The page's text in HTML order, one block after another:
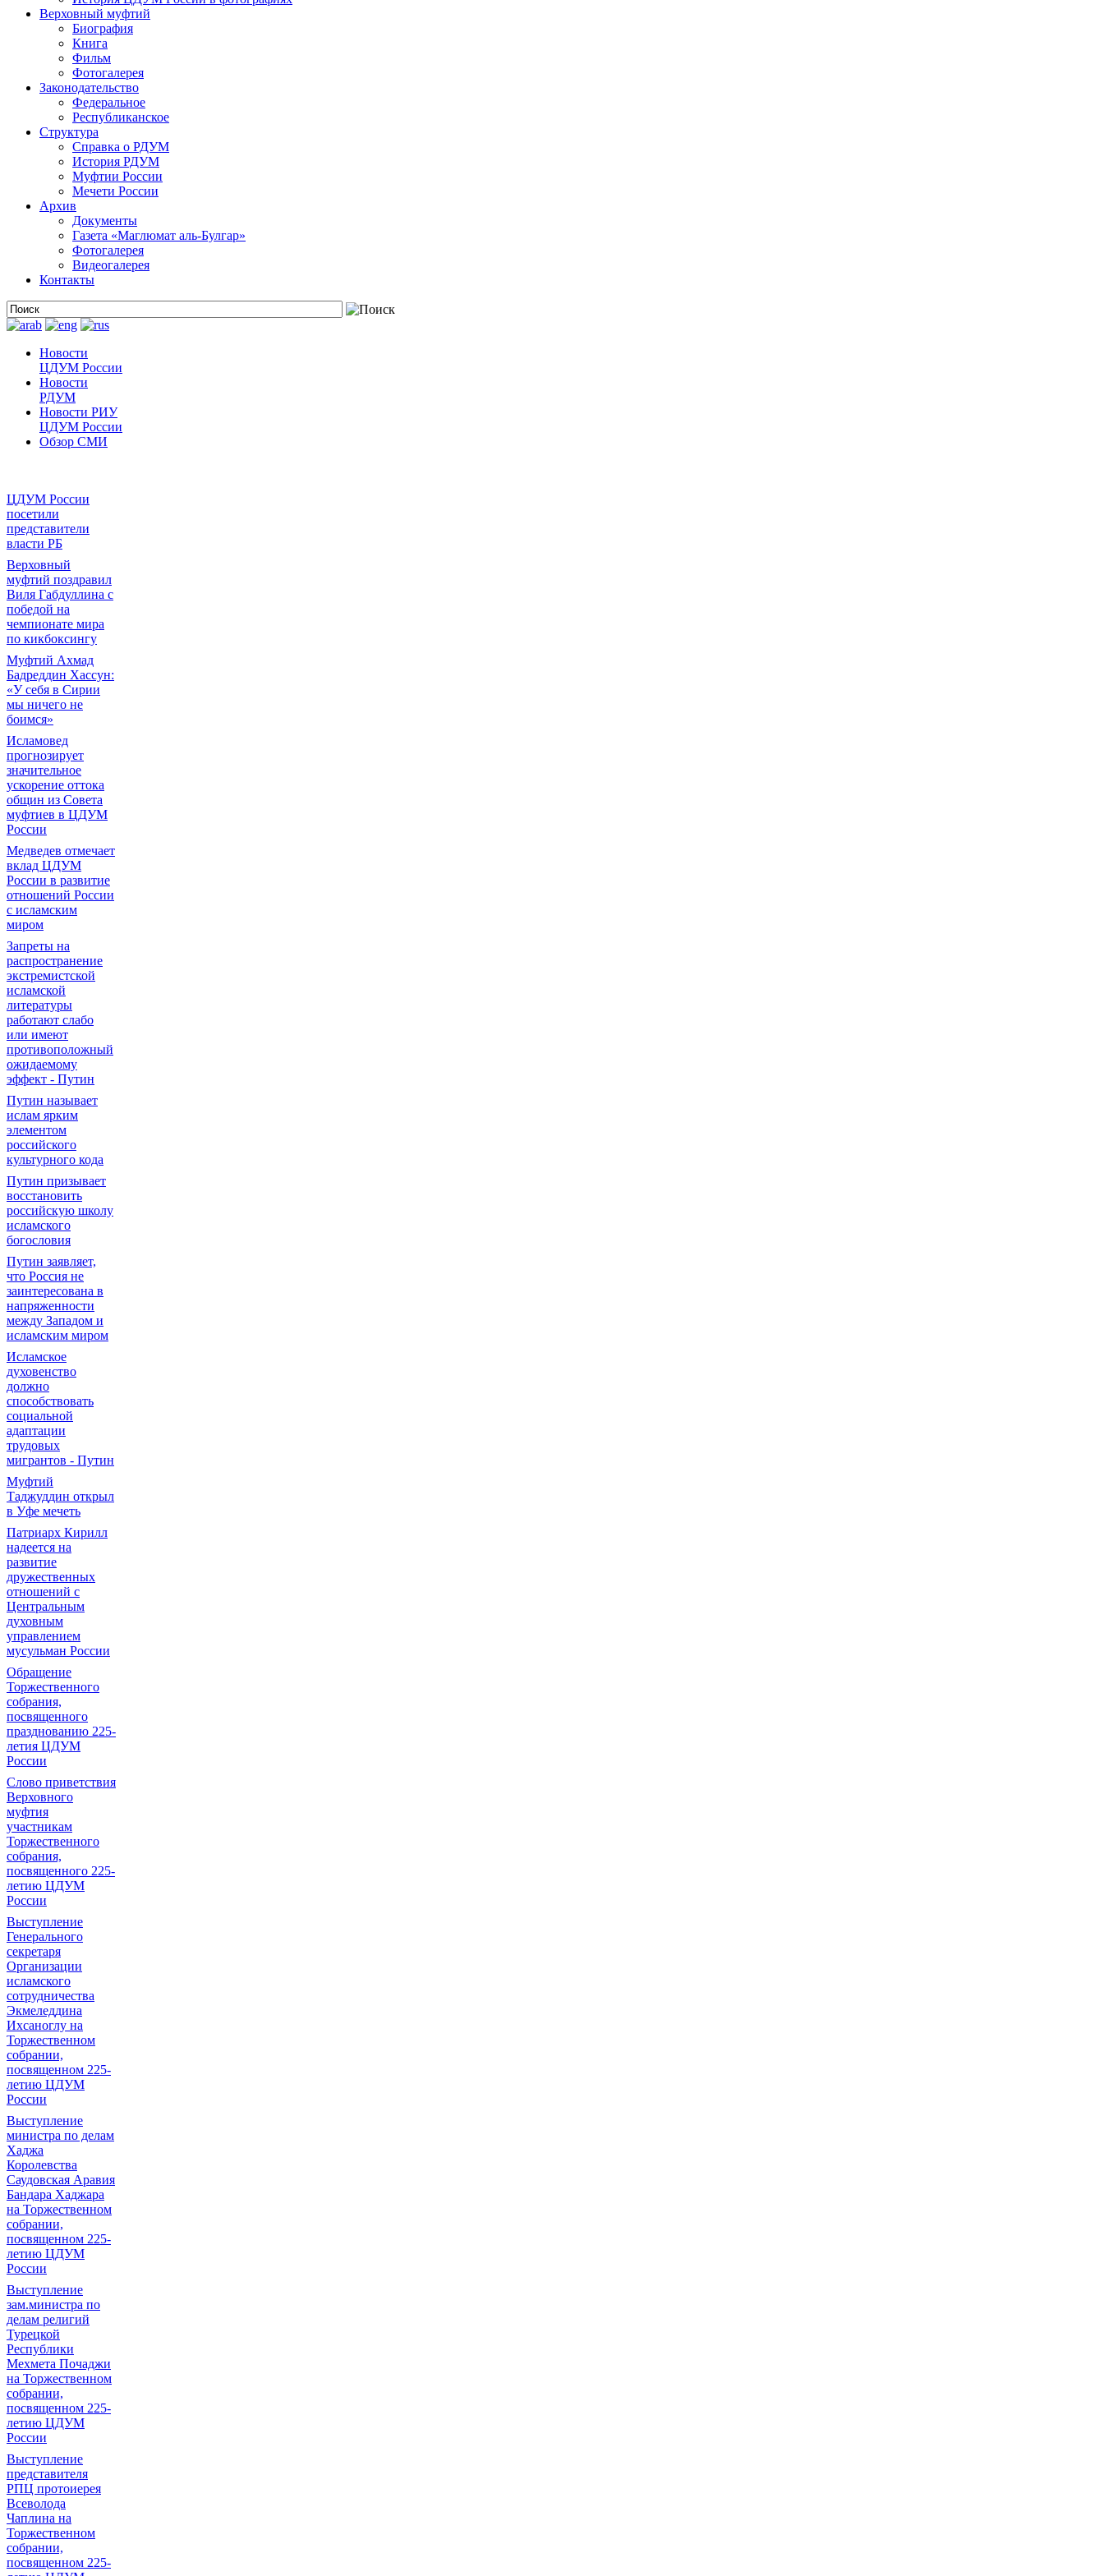
Верховный муфтий
Биография
Книга
Фильм
Фотогалерея
Законодательство
Федеральное
Республиканское
Структура
Справка о РДУМ
История РДУМ
Муфтии России
Мечети России
Архив
Документы
Газета «Маглюмат аль-Булгар»
Фотогалерея
Видеогалерея
Контакты
Новости
ЦДУМ России
Новости
РДУМ
Новости РИУ
ЦДУМ России
Обзор СМИ
ЦДУМ России
посетили
представители
власти РБ
Верховный
муфтий поздравил
Виля Габдуллина с
победой на
чемпионате мира
по кикбоксингу
Муфтий Ахмад
Бадреддин Хассун:
«У себя в Сирии
мы ничего не
боимся»
Исламовед
прогнозирует
значительное
ускорение оттока
общин из Совета
муфтиев в ЦДУМ
России
Медведев отмечает
вклад ЦДУМ
России в развитие
отношений России
с исламским
миром
Запреты на
распространение
экстремистской
исламской
литературы
работают слабо
или имеют
противоположный
ожидаемому
эффект - Путин
Путин называет
ислам ярким
элементом
российского
культурного кода
Путин призывает
восстановить
российскую школу
исламского
богословия
Путин заявляет,
что Россия не
заинтересована в
напряженности
между Западом и
исламским миром
Исламское
духовенство
должно
способствовать
социальной
адаптации
трудовых
мигрантов - Путин
Муфтий
Таджуддин открыл
в Уфе мечеть
Патриарх Кирилл
надеется на
развитие
дружественных
отношений с
Центральным
духовным
управлением
мусульман России
Обращение
Торжественного
собрания,
посвященного
празднованию 225-
летия ЦДУМ
России
Слово приветствия
Верховного
муфтия
участникам
Торжественного
собрания,
посвященного 225-
летию ЦДУМ
России
Выступление
Генерального
секретаря
Организации
исламского
сотрудничества
Экмеледдина
Ихсаноглу на
Торжественном
собрании,
посвященном 225-
летию ЦДУМ
России
Выступление
министра по делам
Хаджа
Королевства
Саудовская Аравия
Бандара Хаджара
на Торжественном
собрании,
посвященном 225-
летию ЦДУМ
России
Выступление
зам.министра по
делам религий
Турецкой
Республики
Мехмета Почаджи
на Торжественном
собрании,
посвященном 225-
летию ЦДУМ
России
Выступление
представителя
РПЦ протоиерея
Всеволода
Чаплина на
Торжественном
собрании,
посвященном 225-